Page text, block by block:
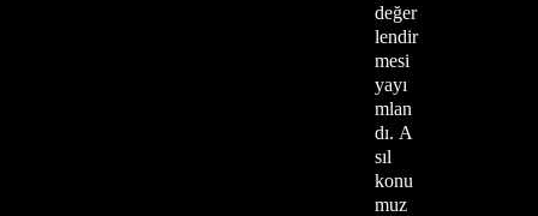
değer
lendir
mesi
yayı
mlan
dı. A
sıl
konu
muz